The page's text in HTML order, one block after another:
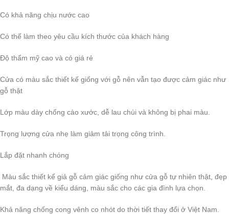
Có khả năng chịu nước cao
Có thể làm theo yêu cầu kích thước của khách hàng
Độ thẩm mỹ cao và có giá rẻ
Cửa có màu sắc thiết kế giống với gỗ nên vẫn tạo được cảm giác như
gỗ thật
Lớp màu dày chống cào xước, dễ lau chùi và không bị phai màu.
Trọng lượng cửa nhẹ làm giảm tải trọng công trình.
Lắp đặt nhanh chóng
Màu sắc thiết kế giả gỗ cảm giác giống như cửa gỗ tự nhiên thật, đẹp
mắt, đa dạng về kiểu dáng, màu sắc cho các gia đình lựa chọn.
Khả năng chống cong vênh co nhót do thời tiết thay đổi ở Việt Nam.